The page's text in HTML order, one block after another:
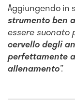
Aggiungendo in
strumento ben
essere suonato
cervello degli
perfettamente
allenamento”.